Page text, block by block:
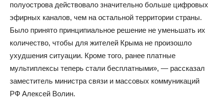
полуострова действовало значительно больше цифровых
эфирных каналов, чем на остальной территории страны.
Было принято принципиальное решение не уменьшать их
количество, чтобы для жителей Крыма не произошло
ухудшения ситуации. Кроме того, ранее платные
мультиплексы теперь стали бесплатными», — рассказал
заместитель министра связи и массовых коммуникаций
РФ Алексей Волин.